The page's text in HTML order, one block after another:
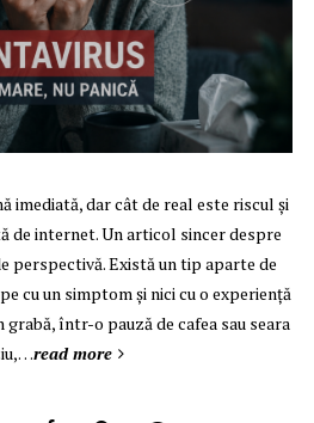
imediată, dar cât de real este riscul și
de internet. Un articol sincer despre
perspectivă. Există un tip aparte de
cu un simptom și nici cu o experiență
într-o pauză de cafea sau seara
read more